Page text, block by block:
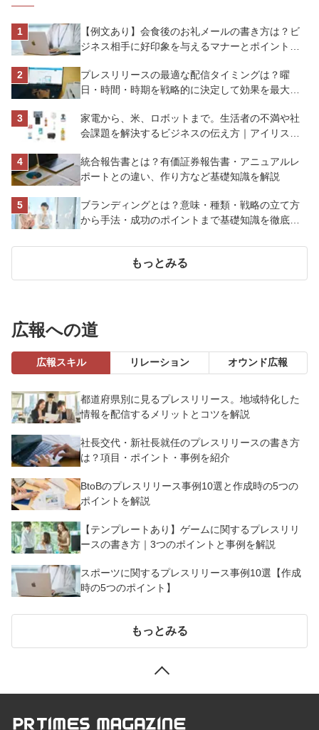
【例文あり】会食後のお礼メールの書き方は？ビ
ジネス相手に好印象を与えるマナーとポイントを
プレスリリースの最適な配信タイミングは？曜
日・時間・時期を戦略的に決定して効果を最大化
家電から、米、ロボットまで。生活者の不満や社
会課題を解決するビジネスの伝え方｜アイリスオ
統合報告書とは？有価証券報告書・アニュアルレ
ポートとの違い、作り方など基礎知識を解説
ブランディングとは？意味・種類・戦略の立て方
から手法・成功のポイントまで基礎知識を徹底解
もっとみる
広報への道
広報スキル リレーション オウンド広報
都道府県別に見るプレスリリース。地域特化した
情報を配信するメリットとコツを解説
社長交代・新社長就任のプレスリリースの書き方
は？項目・ポイント・事例を紹介
BtoBのプレスリリース事例10選と作成時の5つの
ポイントを解説
【テンプレートあり】ゲームに関するプレスリリ
ースの書き方｜3つのポイントと事例を解説
スポーツに関するプレスリリース事例10選【作成
時の5つのポイント】
もっとみる